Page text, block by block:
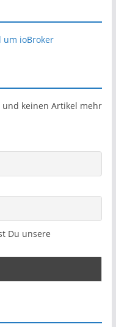
ioBroker
keinen Artikel mehr
Du unsere